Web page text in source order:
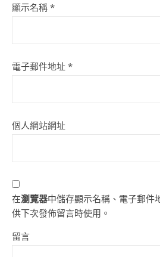
顯示名稱 *
電子郵件地址 *
個人網站網址
在瀏覽器中儲存顯示名稱、電子郵件
供下次發佈留言時使用。
留言